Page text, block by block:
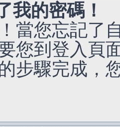
我的密碼！
當您忘記了
您到登入頁
步驟完成，